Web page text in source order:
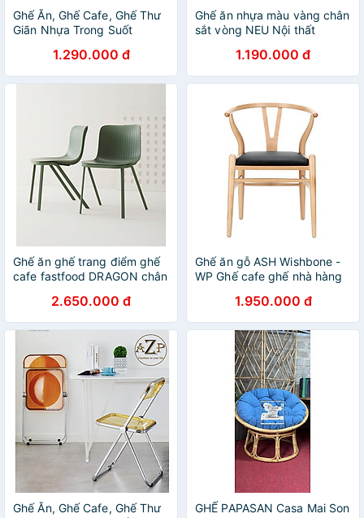
Ghế Ăn, Ghế Cafe, Ghế Thư
Giãn Nhựa Trong Suốt
Chrome Thời Trang / xếp
chồng tiện lợi
1.290.000 đ
Ghế ăn nhựa màu vàng chân
sắt vòng NEU Nội thất
quỳ Ghế khách chờ hiện đại
1.190.000 đ
Ghế ăn ghế trang điểm ghế
cafe fastfood DRAGON chân
Dragon tiêu chuẩn Châu Âu
ở HCM
2.650.000 đ
Ghế ăn gỗ ASH Wishbone -
WP Ghế cafe ghế nhà hàng
cấp tiêu chuẩn xuất khẩu ở
TpHCM
1.950.000 đ
Ghế Ăn, Ghế Cafe, Ghế Thư
GHẾ PAPASAN Casa Mai Son